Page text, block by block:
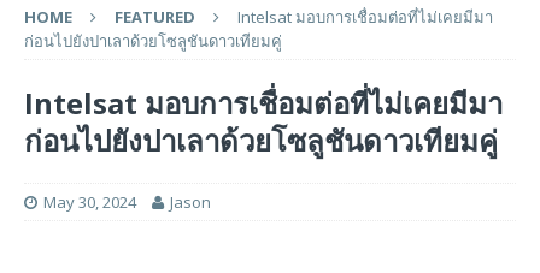
HOME FEATURED
Intelsat มอบการเชื่อมต่อที่ไม่เคยมีมา
ก่อนไปยังปาเลาด้วยโซลูชันดาวเทียมคู่
Intelsat มอบการเชื่อมต่อที่ไม่เคยมีมา
ก่อนไปยังปาเลาด้วยโซลูชันดาวเทียมคู่
May 30, 2024 Jason